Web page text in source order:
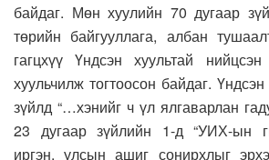
байдаг. Мөн хуулийн 70 дугаар
төрийн байгууллага, албан
гагцхүү Үндсэн хуультай
хуульчилж тогтоосон байдаг.
зүйлд “…хэнийг ч үл ялгаварлан
23 дугаар зүйлийн 1-д “УИХ-ын
иргэн, улсын ашиг сонирхлыг